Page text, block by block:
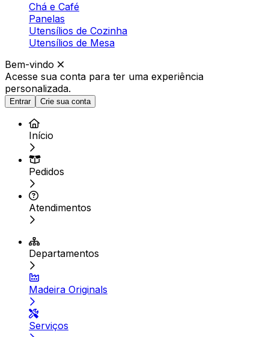
Chá e Café
Panelas
Utensílios de Cozinha
Utensílios de Mesa
Bem-vindo
Acesse sua conta para ter uma experiência
personalizada.
Entrar Crie sua conta
Início
Pedidos
Atendimentos
Departamentos
Madeira Originals
Serviços